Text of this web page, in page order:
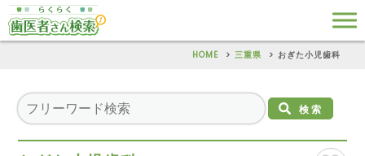
HOME 三重県 おぎた小児歯科
検索